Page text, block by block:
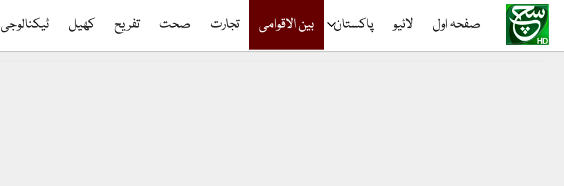
صفحہ اول لائیو پاکستان بین الاقوامی تجارت صحت تفریح کھیل ٹیکنالوجی